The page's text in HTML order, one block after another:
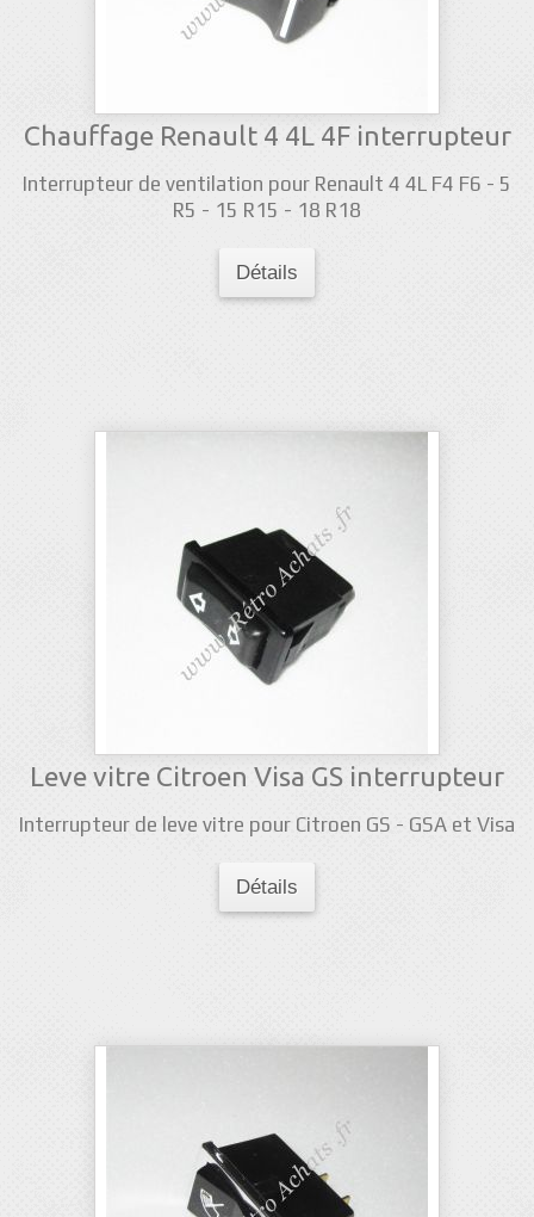
Chauffage Renault 4 4L 4F interrupteur
Interrupteur de ventilation pour Renault 4 4L F4 F6 - 5
R5 - 15 R15 - 18 R18
Détails
Leve vitre Citroen Visa GS interrupteur
Interrupteur de leve vitre pour Citroen GS - GSA et Visa
Détails